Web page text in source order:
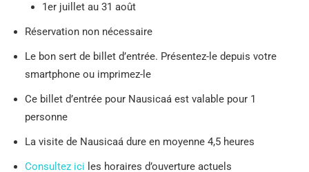
1er juillet au 31 août
Réservation non nécessaire
Le bon sert de billet d’entrée. Présentez-le depuis votre
smartphone ou imprimez-le
Ce billet d’entrée pour Nausicaá est valable pour 1
personne
La visite de Nausicaá dure en moyenne 4,5 heures
Consultez ici les horaires d’ouverture actuels